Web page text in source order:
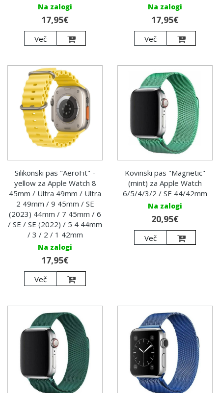
Na zalogi
17,95€
Več
Na zalogi
17,95€
Več
Silikonski pas "AeroFit" -
yellow za Apple Watch 8
45mm / Ultra 49mm / Ultra
2 49mm / 9 45mm / SE
(2023) 44mm / 7 45mm / 6
/ SE / SE (2022) / 5 4 44mm
/ 3 / 2 / 1 42mm
Na zalogi
17,95€
Več
Kovinski pas "Magnetic"
(mint) za Apple Watch
6/5/4/3/2 / SE 44/42mm
Na zalogi
20,95€
Več